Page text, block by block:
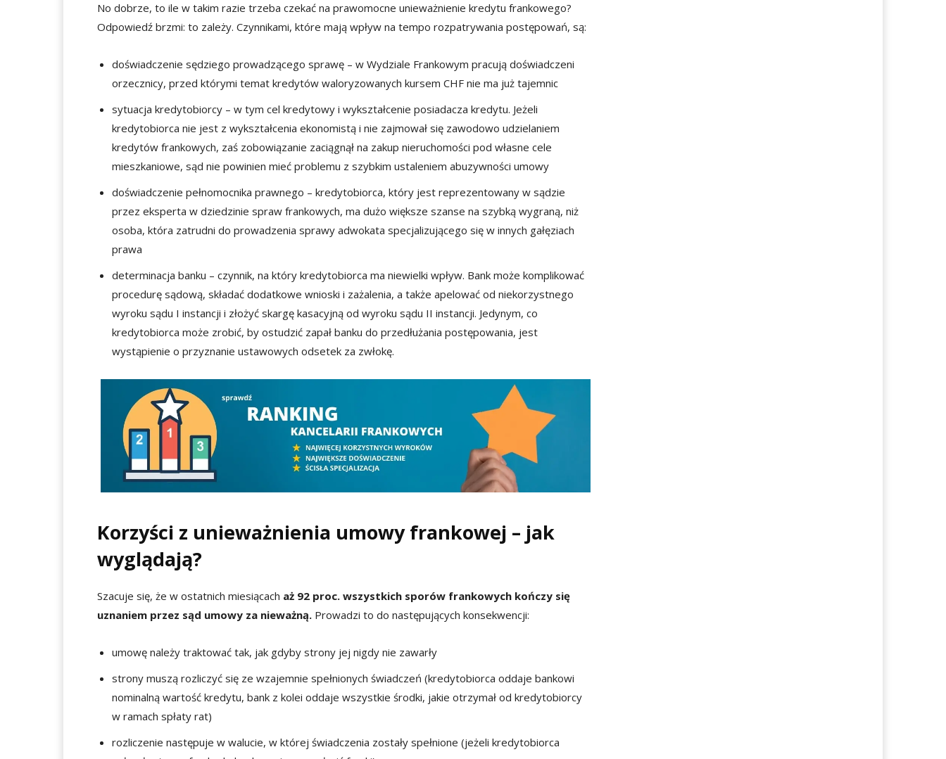
No dobrze, to ile w takim razie trzeba czekać na prawomocne unieważnienie kredytu frankowego?
Odpowiedź brzmi: to zależy. Czynnikami, które mają wpływ na tempo rozpatrywania postępowań, są:
doświadczenie sędziego prowadzącego sprawę – w Wydziale Frankowym pracują doświadczeni
orzecznicy, przed którymi temat kredytów waloryzowanych kursem CHF nie ma już tajemnic
sytuacja kredytobiorcy – w tym cel kredytowy i wykształcenie posiadacza kredytu. Jeżeli
kredytobiorca nie jest z wykształcenia ekonomistą i nie zajmował się zawodowo udzielaniem
kredytów frankowych, zaś zobowiązanie zaciągnął na zakup nieruchomości pod własne cele
mieszkaniowe, sąd nie powinien mieć problemu z szybkim ustaleniem abuzywności umowy
doświadczenie pełnomocnika prawnego – kredytobiorca, który jest reprezentowany w sądzie
przez eksperta w dziedzinie spraw frankowych, ma dużo większe szanse na szybką wygraną, niż
osoba, która zatrudni do prowadzenia sprawy adwokata specjalizującego się w innych gałęziach
prawa
determinacja banku – czynnik, na który kredytobiorca ma niewielki wpływ. Bank może komplikować
procedurę sądową, składać dodatkowe wnioski i zażalenia, a także apelować od niekorzystnego
wyroku sądu I instancji i złożyć skargę kasacyjną od wyroku sądu II instancji. Jedynym, co
kredytobiorca może zrobić, by ostudzić zapał banku do przedłużania postępowania, jest
wystąpienie o przyznanie ustawowych odsetek za zwłokę.
Korzyści z unieważnienia umowy frankowej – jak
wyglądają?
Szacuje się, że w ostatnich miesiącach aż 92 proc. wszystkich sporów frankowych kończy się
uznaniem przez sąd umowy za nieważną. Prowadzi to do następujących konsekwencji:
umowę należy traktować tak, jak gdyby strony jej nigdy nie zawarły
strony muszą rozliczyć się ze wzajemnie spełnionych świadczeń (kredytobiorca oddaje bankowi
nominalną wartość kredytu, bank z kolei oddaje wszystkie środki, jakie otrzymał od kredytobiorcy
w ramach spłaty rat)
rozliczenie następuje w walucie, w której świadczenia zostały spełnione (jeżeli kredytobiorca